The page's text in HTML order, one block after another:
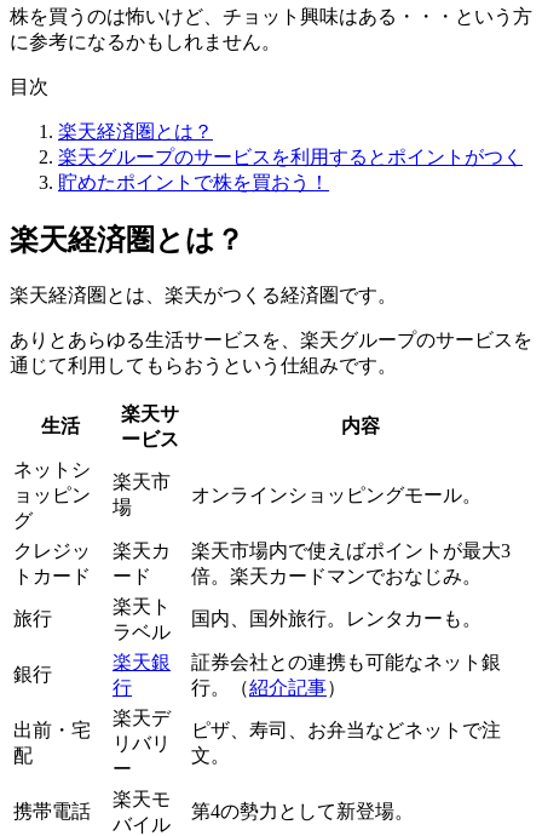
株を買うのは怖いけど、チョット興味はある・・・という方
に参考になるかもしれません。
目次
楽天経済圏とは？
楽天グループのサービスを利用するとポイントがつく
貯めたポイントで株を買おう！
楽天経済圏とは？
楽天経済圏とは、楽天がつくる経済圏です。
ありとあらゆる生活サービスを、 楽天グループのサービスを
通じて利用してもらおうという仕組みです。
生活
楽天サ
ービス
内容
ネットシ
ョッピン
グ
楽天市
場
オンラインショッピングモール。
クレジッ
トカード
楽天カ
ード
楽天市場内で使えばポイントが最大3
倍。楽天カードマンでおなじみ。
旅行
楽天ト
ラベル
国内、国外旅行。レンタカーも。
銀行
楽天銀
行
証券会社との連携も可能なネット銀
行。（紹介記事）
出前・宅
配
楽天デ
リバリ
ー
ピザ、寿司、お弁当などネットで注
文。
携帯電話
楽天モ
バイル
第4の勢力として新登場。